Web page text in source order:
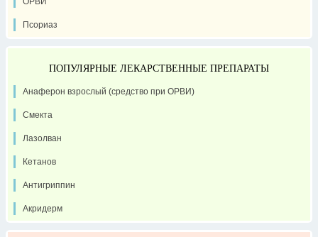
Псориаз
ПОПУЛЯРНЫЕ ЛЕКАРСТВЕННЫЕ ПРЕПАРАТЫ
Анаферон взрослый (средство при ОРВИ)
Смекта
Лазолван
Кетанов
Антигриппин
Акридерм